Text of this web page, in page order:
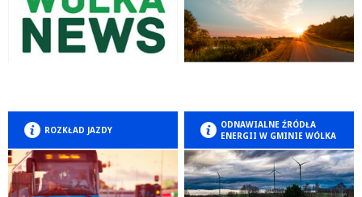
ROZKŁAD JAZDY
ODNAWIALNE ŹRÓDŁA
ENERGII W GMINIE WÓLKA